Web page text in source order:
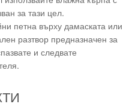
за тази цел.
петна върху дамаската или
разтвор предназначен за
и следвате